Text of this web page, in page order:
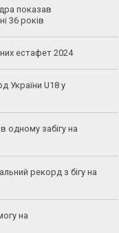
показав
36 років
естафет 2024
України U18 у
одному забігу на
рекорд з бігу на
на